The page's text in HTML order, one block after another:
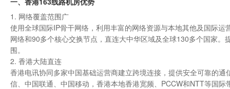
1. 网络覆盖范围广
使用全球国际IP骨干网络，利用丰富的网络资源与本地其他及国际
网络和90多个核心交换节点，直连大中华区域及全球130多个国家
围。
2. 香港大陆直连
香港电讯协同多家中国基础运营商建立跨境连接，提供安全可靠的
信、中国联通、中国移动，香港本地香港宽频、PCCW和NTT等国际